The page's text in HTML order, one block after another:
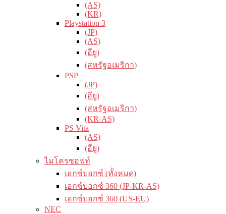
(AS)
(KR)
Playstation 3
(JP)
(AS)
(อียู)
(สหรัฐอเมริกา)
PSP
(JP)
(อียู)
(สหรัฐอเมริกา)
(KR-AS)
PS Vita
(AS)
(อียู)
ไมโครซอฟท์
เอกซ์บอกซ์ (ทั้งหมด)
เอกซ์บอกซ์ 360 (JP-KR-AS)
เอกซ์บอกซ์ 360 (US-EU)
NEC